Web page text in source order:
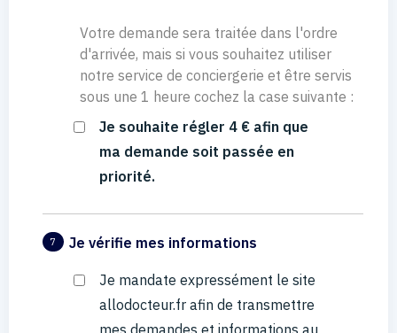
Votre demande sera traitée dans l'ordre
d'arrivée, mais si vous souhaitez utiliser
notre service de conciergerie et être servis
sous une 1 heure cochez la case suivante :
Je souhaite régler 4 € afin que
ma demande soit passée en
priorité.
7 Je vérifie mes informations
Je mandate expressément le site
allodocteur.fr afin de transmettre
mes demandes et informations au